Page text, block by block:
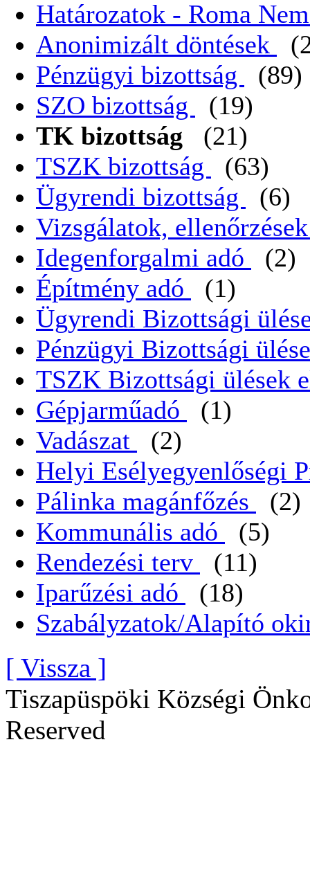
Határozatok - Roma
Anonimizált döntések
Pénzügyi bizottság
(89)
SZO bizottság
(19)
TK bizottság
(21)
TSZK bizottság
(63)
Ügyrendi bizottság
(6)
Vizsgálatok,
Idegenforgalmi adó
(2)
Építmény adó
(1)
Ügyrendi Bizottsági
Pénzügyi Bizottsági
TSZK Bizottsági ülések
Gépjarműadó
(1)
Vadászat
(2)
Helyi Esélyegyenlőségi
Pálinka magánfőzés
(2)
Kommunális adó
(5)
Rendezési terv
(11)
Iparűzési adó
(18)
Szabályzatok/Alapító
[ Vissza ]
Tiszapüspöki Községi
Reserved